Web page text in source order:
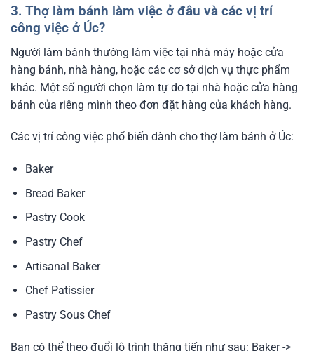
3. Thợ làm bánh làm việc ở đâu và các vị trí
công việc ở Úc?
Người làm bánh thường làm việc tại nhà máy hoặc cửa
hàng bánh, nhà hàng, hoặc các cơ sở dịch vụ thực phẩm
khác. Một số người chọn làm tự do tại nhà hoặc cửa hàng
bánh của riêng mình theo đơn đặt hàng của khách hàng.
Các vị trí công việc phổ biến dành cho thợ làm bánh ở Úc:
Baker
Bread Baker
Pastry Cook
Pastry Chef
Artisanal Baker
Chef Patissier
Pastry Sous Chef
Bạn có thể theo đuổi lộ trình thăng tiến như sau: Baker ->